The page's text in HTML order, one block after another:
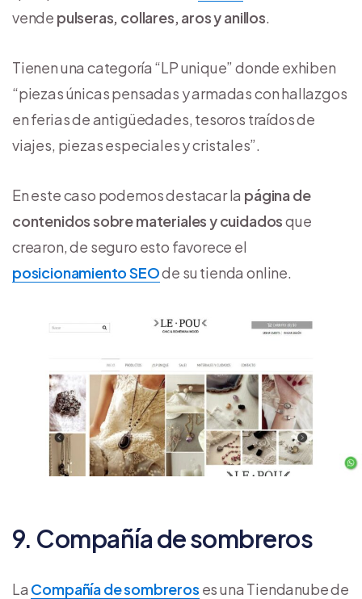
vende pulseras, collares, aros y anillos.
Tienen una categoría “LP unique” donde exhiben
“piezas únicas pensadas y armadas con hallazgos
en ferias de antigüedades, tesoros traídos de
viajes, piezas especiales y cristales”.
En este caso podemos destacar la página de
contenidos sobre materiales y cuidadosque
crearon, de seguro esto favorece el
posicionamiento SEOde su tienda online.
9. Compañía de sombreros
La Compañía de sombreros es una Tiendanube de